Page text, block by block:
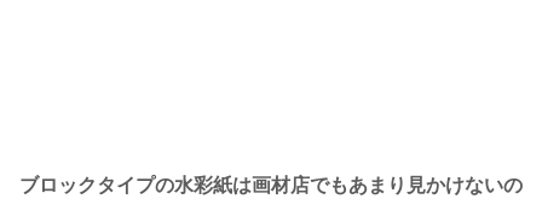
ブロックタイプの水彩紙は画材店でもあまり見かけないの